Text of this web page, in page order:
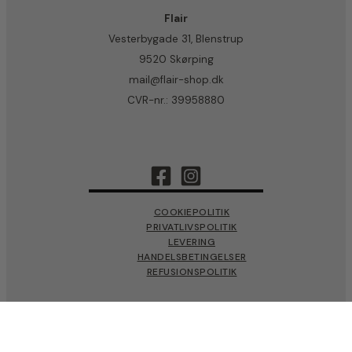
Flair
Vesterbygade 31, Blenstrup
9520 Skørping
mail@flair-shop.dk
CVR-nr.: 39958880
COOKIEPOLITIK
PRIVATLIVSPOLITIK
LEVERING
HANDELSBETINGELSER
REFUSIONSPOLITIK